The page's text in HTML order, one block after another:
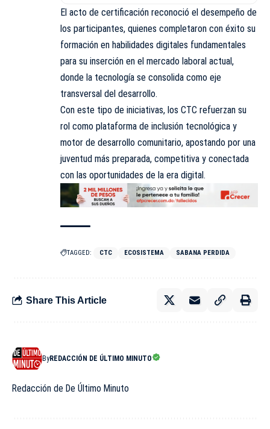
El acto de certificación reconoció el desempeño de
los participantes, quienes completaron con éxito su
formación en habilidades digitales fundamentales
para su inserción en el mercado laboral actual,
donde la tecnología se consolida como eje
transversal del desarrollo.
Con este tipo de iniciativas, los CTC refuerzan su
rol como plataforma de inclusión tecnológica y
motor de desarrollo comunitario, apostando por una
juventud más preparada, competitiva y conectada
con las oportunidades de la era digital.
TAGGED: CTC ECOSISTEMA SABANA PERDIDA
Share This Article
ByREDACCIÓN DE ÚLTIMO MINUTO
Redacción de De Último Minuto